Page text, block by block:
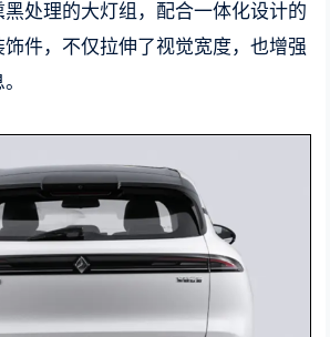
处理的大灯组，配合一体化设计的
件，不仅拉伸了视觉宽度，也增强